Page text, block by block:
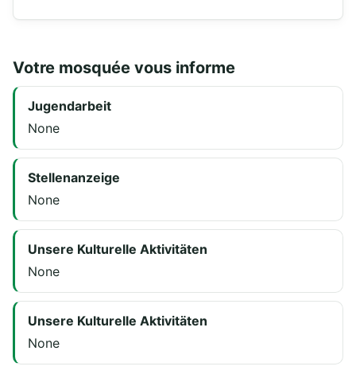
Votre mosquée vous informe
Jugendarbeit
None
Stellenanzeige
None
Unsere Kulturelle Aktivitäten
None
Unsere Kulturelle Aktivitäten
None